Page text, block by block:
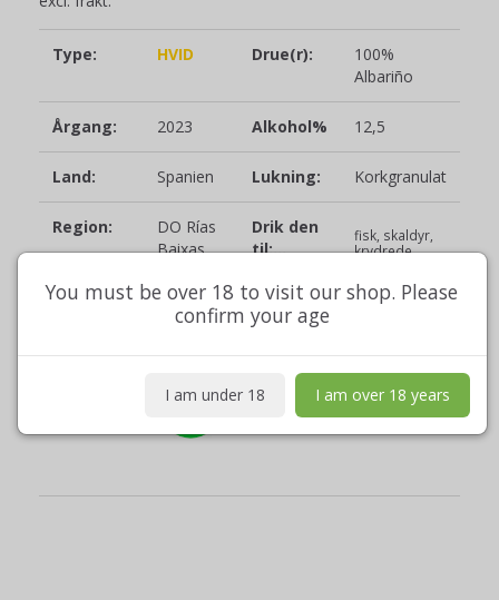
Type: HVID Drue(r):
100%
Albariño
Årgang: 2023 Alkohol% 12,5
Land: Spanien Lukning: Korkgranulat
Region:
DO Rías
Baixas
Drik den
til:...
fisk, skaldyr,
krydrede
retter
sulfitter
Peñín:
You must be over 18 to visit our shop. Please
confirm your age
I am under 18 I am over 18 years